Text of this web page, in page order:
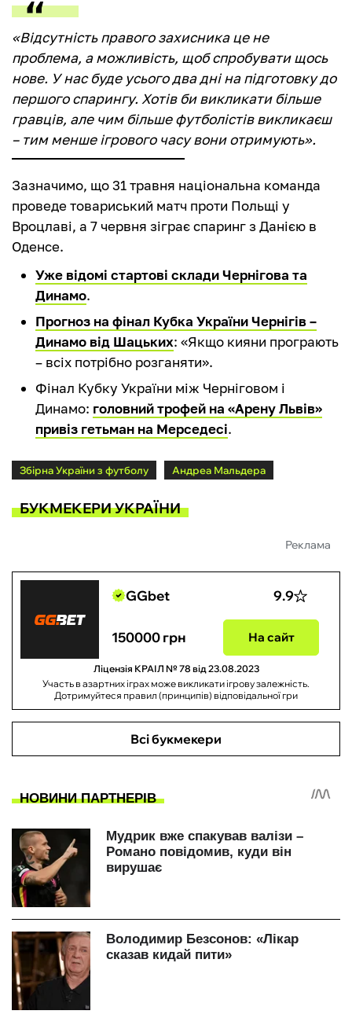
«Відсутність правого захисника це не
проблема, а можливість, щоб спробувати щось
нове. У нас буде усього два дні на підготовку до
першого спарингу. Хотів би викликати більше
гравців, але чим більше футболістів викликаєш
– тим менше ігрового часу вони отримують».
Зазначимо, що 31 травня національна команда
проведе товариський матч проти Польщі у
Вроцлаві, а 7 червня зіграє спаринг з Данією в
Оденсе.
Уже відомі стартові склади Чернігова та
Динамо.
Прогноз на фінал Кубка України Чернігів –
Динамо від Шацьких: «Якщо кияни програють
– всіх потрібно розганяти».
Фінал Кубку України між Черніговом і
Динамо: головний трофей на «Арену Львів»
привіз гетьман на Мерседесі.
Збірна України з футболу Андреа Мальдера
БУКМЕКЕРИ УКРАЇНИ
Реклама
GGbet 9.9
150000 грн На сайт
Ліцензія КРАІЛ № 78 від 23.08.2023
Участь в азартних іграх може викликати ігрову залежність.
Дотримуйтеся правил (принципів) відповідальної гри
Всі букмекери